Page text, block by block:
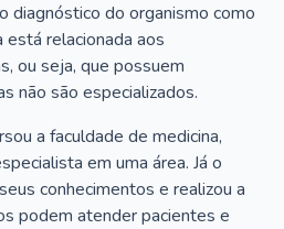
diagnóstico do organismo como
está relacionada aos
ou seja, que possuem
não são especializados.
a faculdade de medicina,
em uma área. Já o
conhecimentos e realizou a
podem atender pacientes e